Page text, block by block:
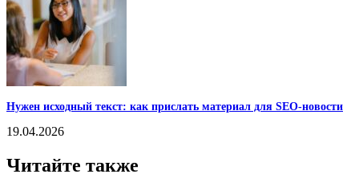
Нужен исходный текст: как прислать материал для SEO-новости
19.04.2026
Читайте также